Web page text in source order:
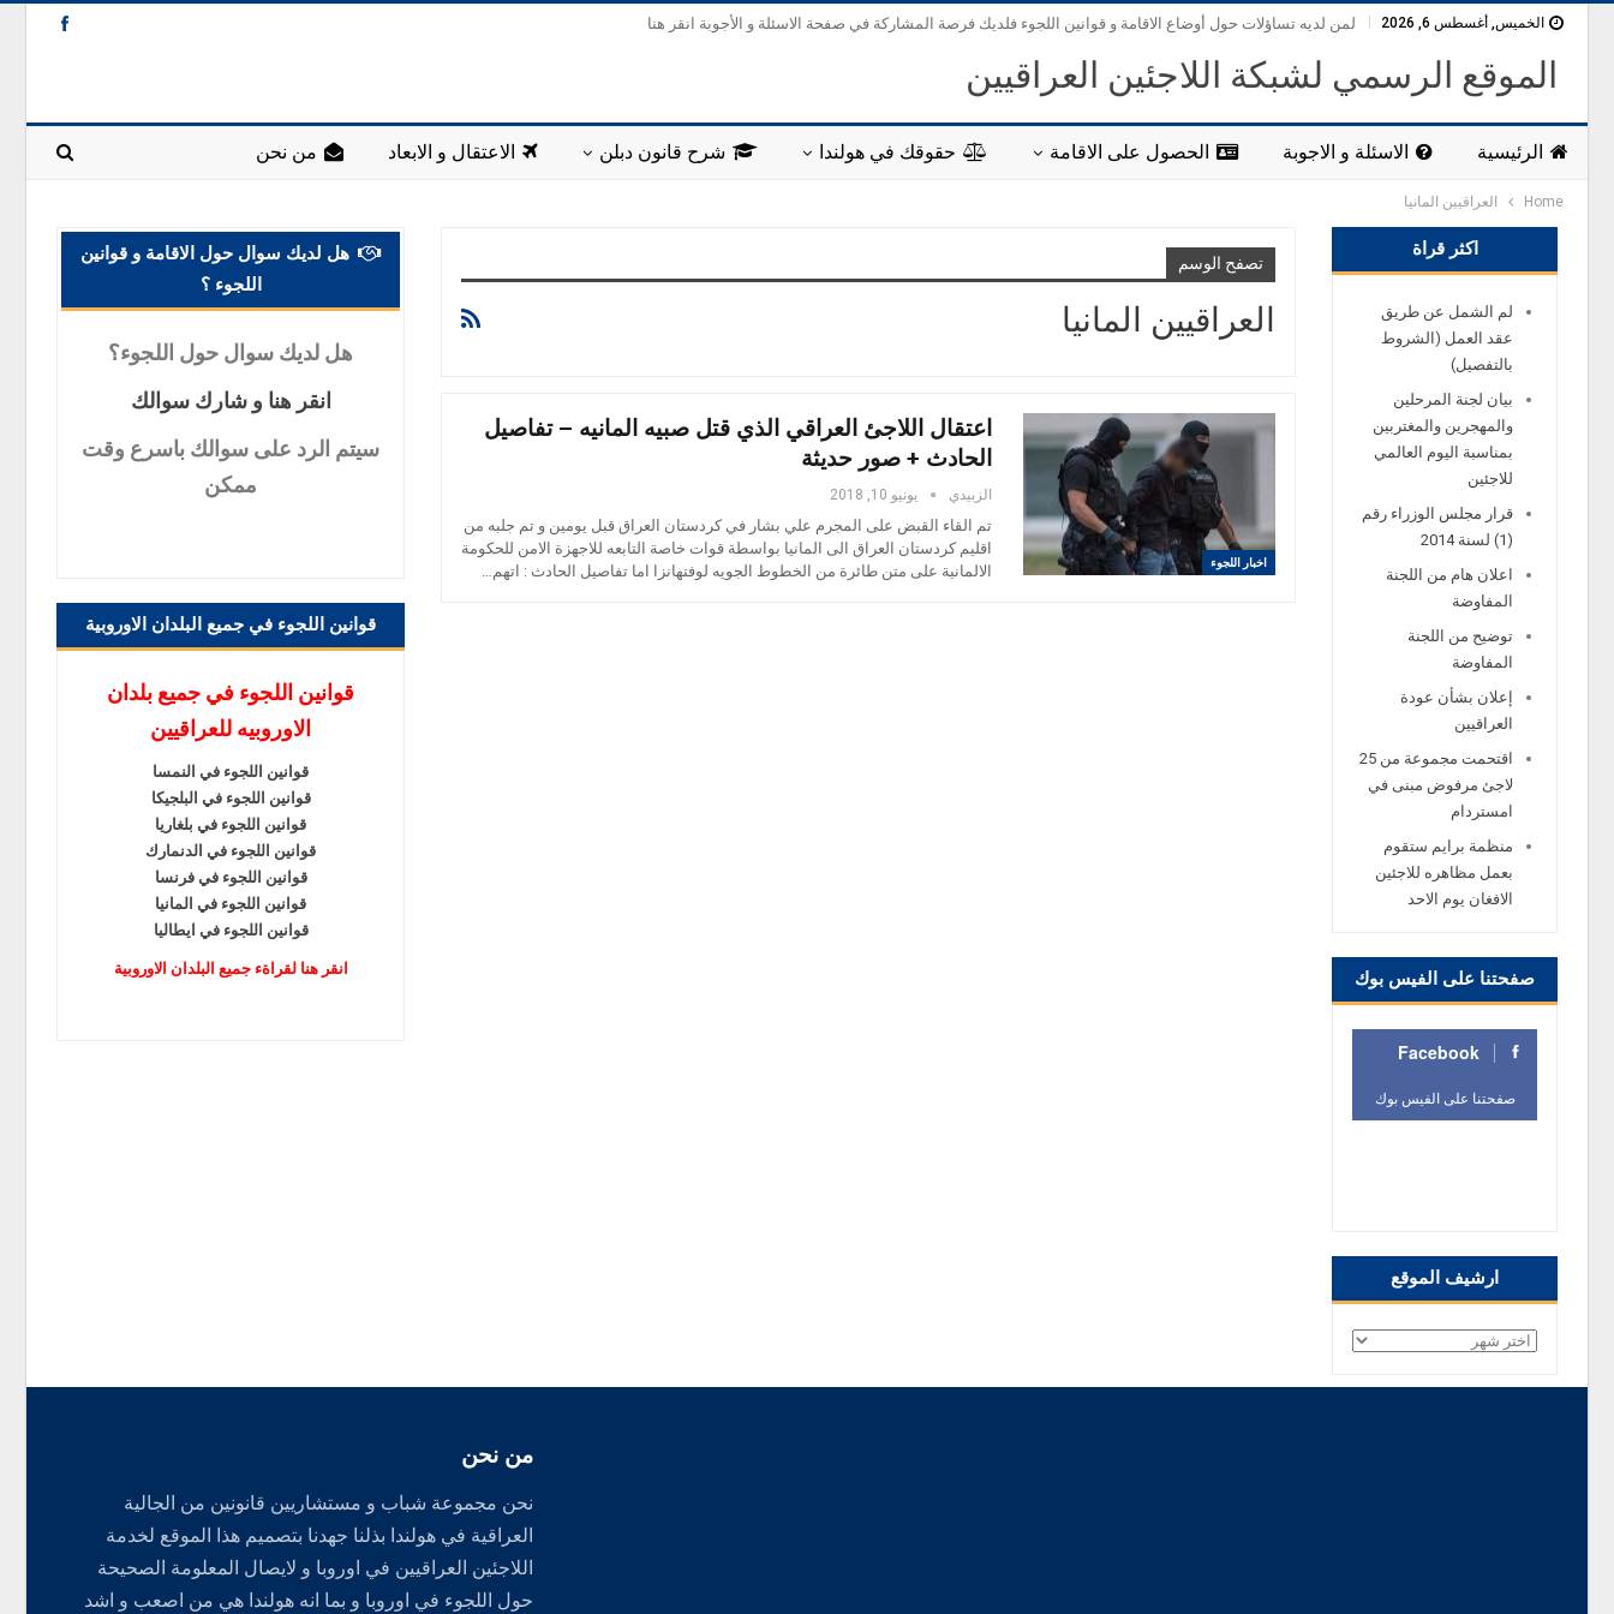
الخميس, أغسطس 6, 2026 لمن لديه تساؤلات حول أوضاع الاقامة و قوانين اللجوء فلديك فرصة المشاركة في صفحة الاسئلة و الأجوبة انقر هنا
الموقع الرسمي لشبكة اللاجئين العراقيين
الرئيسية الاسئلة و الاجوبة الحصول على الاقامة حقوقك في هولندا شرح قانون دبلن الاعتقال و الابعاد من نحن
Home العراقيين المانيا
تصفح الوسم
العراقيين المانيا
اخبار اللجوء
اعتقال اللاجئ العراقي الذي قتل صبيه المانيه – تفاصيل
الحادث + صور حديثة
الزبيدي يونيو 10, 2018
تم القاء القبض على المجرم علي بشار في كردستان العراق قبل يومين و تم جلبه من
اقليم كردستان العراق الى المانيا بواسطة قوات خاصة التابعه للاجهزة الامن للحكومة
الالمانية على متن طائرة من الخطوط الجويه لوفتهانزا اما تفاصيل الحادث : اتهم…
هل لديك سوال حول الاقامة و قوانين
اللجوء ؟
هل لديك سوال حول اللجوء؟
انقر هنا و شارك سوالك
سيتم الرد على سوالك باسرع وقت
ممكن
قوانين اللجوء في جميع البلدان الاوروبية
قوانين اللجوء في جميع بلدان
الاوروبيه للعراقيين
قوانين اللجوء في النمسا
قوانين اللجوء في البلجيكا
قوانين اللجوء في بلغاريا
قوانين اللجوء في الدنمارك
قوانين اللجوء في فرنسا
قوانين اللجوء في المانيا
قوانين اللجوء في ايطاليا
انقر هنا لقراةء جميع البلدان الاوروبية
اكثر قراة
لم الشمل عن طريق
عقد العمل (الشروط
بالتفصيل)
بيان لجنة المرحلين
والمهجرين والمغتربين
بمناسبة اليوم العالمي
للاجئين
قرار مجلس الوزراء رقم
(1) لسنة 2014
اعلان هام من اللجنة
المفاوضة
توضيح من اللجنة
المفاوضة
إعلان بشأن عودة
العراقيين
اقتحمت مجموعة من 25
لاجئ مرفوض مبنى في
امستردام
منظمة برايم ستقوم
بعمل مظاهره للاجئين
الافغان يوم الاحد
صفحتنا على الفيس بوك
Facebook
صفحتنا على الفيس بوك
ارشيف الموقع
ارشيف
من نحن
نحن مجموعة شباب و مستشاريين قانونين من الجالية
العراقية في هولندا بذلنا جهدنا بتصميم هذا الموقع لخدمة
اللاجئين العراقيين في اوروبا و لايصال المعلومة الصحيحة
حول اللجوء في اوروبا و بما انه هولندا هي من اصعب و اشد